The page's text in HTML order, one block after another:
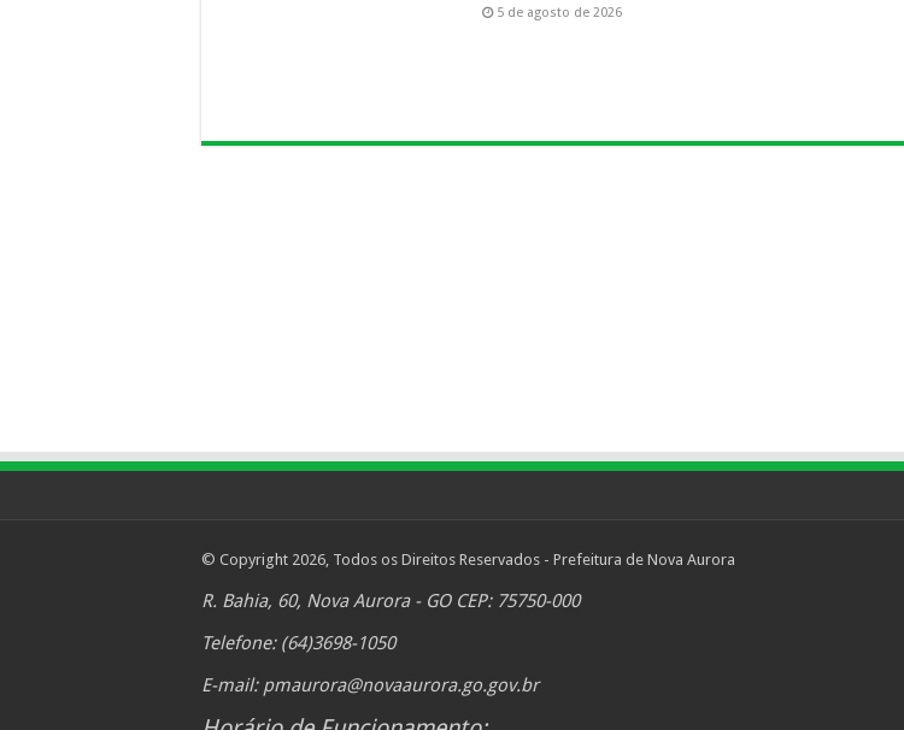
5 de agosto de 2026
© Copyright 2026, Todos os Direitos Reservados - Prefeitura de Nova Aurora
R. Bahia, 60, Nova Aurora - GO CEP: 75750-000
Telefone: (64)3698-1050
E-mail: pmaurora@novaaurora.go.gov.br